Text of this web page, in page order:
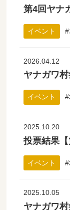
第4回ヤナ
イベント
2026.04.12
ヤナガワ
イベント
2025.10.20
投票結果【
イベント
2025.10.05
ヤナガワ